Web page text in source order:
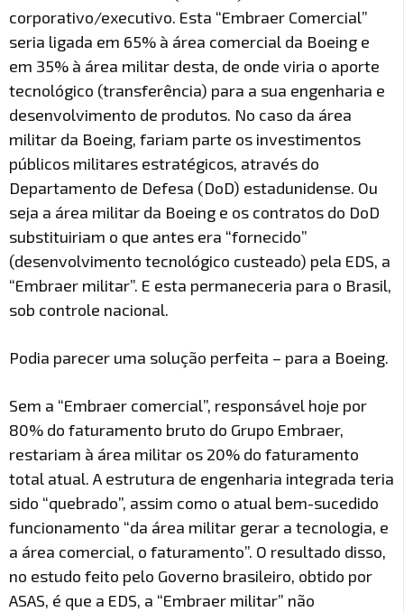
corporativo/executivo. Esta “Embraer Comercial”
seria ligada em 65% à área comercial da Boeing e
em 35% à área militar desta, de onde viria o aporte
tecnológico (transferência) para a sua engenharia e
desenvolvimento de produtos. No caso da área
militar da Boeing, fariam parte os investimentos
públicos militares estratégicos, através do
Departamento de Defesa (DoD) estadunidense. Ou
seja a área militar da Boeing e os contratos do DoD
substituiriam o que antes era “fornecido”
(desenvolvimento tecnológico custeado) pela EDS, a
“Embraer militar”. E esta permaneceria para o Brasil,
sob controle nacional.
Podia parecer uma solução perfeita – para a Boeing.
Sem a “Embraer comercial”, responsável hoje por
80% do faturamento bruto do Grupo Embraer,
restariam à área militar os 20% do faturamento
total atual. A estrutura de engenharia integrada teria
sido “quebrado”, assim como o atual bem-sucedido
funcionamento “da área militar gerar a tecnologia, e
a área comercial, o faturamento”. O resultado disso,
no estudo feito pelo Governo brasileiro, obtido por
ASAS, é que a EDS, a “Embraer militar” não